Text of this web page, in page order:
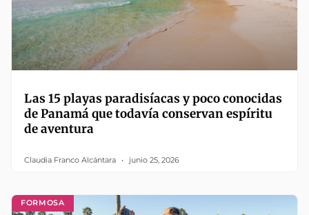
Las 15 playas paradisíacas y poco conocidas
de Panamá que todavía conservan espíritu
de aventura
Claudia Franco Alcántara junio 25, 2026
FORMOSA